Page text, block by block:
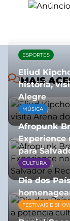
MAIS
ESPORTES
Eliud
história,
Alegre
10/07/2026
MÚSICA
Afropunk
Experience
para
03/08/2026
CULTURA
Dia dos
República
10/07/2026
FESTIVAIS E